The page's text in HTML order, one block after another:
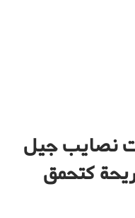
نصايب جيل
كتحمق